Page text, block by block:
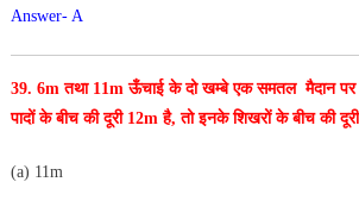
Answer- A
39. 6m तथा 11m ऊँचाई के दो खम्बे एक समतल मैदान
पादों के बीच की दूरी 12m है, तो इनके शिखरों के बीच की दूरी
(a) 11m